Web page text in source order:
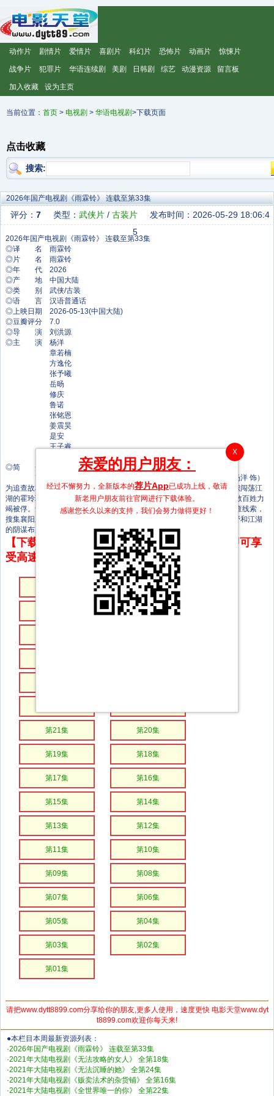
动作片 剧情片 爱情片 喜剧片 科幻片 恐怖片 动画片 惊悚片
战争片 犯罪片 华语连续剧 美剧 日韩剧 综艺 动漫资源 留言板
加入收藏 设为主页
当前位置： 首页 > 电视剧 > 华语电视剧>下载页面
点击收藏
搜索:
2026年国产电视剧《雨霖铃》 连载至第33集
评分： 7 类型： 武侠片 / 古装片
发布时间：2026-05-29 18:06:4
5
◎译 名 雨霖铃
◎片 名 雨霖铃
◎年 代 2026
◎产 地 中国大陆
◎类 别 武侠/古装
◎语 言 汉语普通话
◎上映日期 2026-05-13(中国大陆)
◎豆瓣评分 7.0
◎导 演 刘洪源
◎主 演 杨洋
章若楠
方逸伦
张予曦
岳旸
修庆
鲁诺
张铭恩
姜震昊
是安
王子睿
◎简 介
改编自minifish的展昭同人小说《雨霖铃》 。 南侠展昭（杨洋 饰）
为追查故友遗留的襄阳王谋反线索，孤身南下，途中屡遭追杀，意外结识闯荡江
湖的霍玲珑（章若楠 饰）。为护证据周全，展昭以身为饵牵制敌人，为救百姓力
竭被俘。危急时刻，锦毛鼠白玉堂（方逸伦 饰）出手相救。三人联手追查线索，
搜集襄阳王勾结黑白两道、鱼肉百姓、里通外敌的罪证，最终挫败其朝野和江湖
的阴谋布局，还江湖正气与百姓安宁。
【下载地址】本站专属下载器：点击下方链接 即可享
受高速下载和在线播放 专治迅雷无法下载
第32集
第30集
第21集 第20集
第19集 第18集
第17集 第16集
第15集 第14集
第13集 第12集
第11集 第10集
第09集 第08集
第07集 第06集
第05集 第04集
第03集 第02集
第01集
请把www.dytt8899.com分享给你的朋友,更多人使用，速度更快 电影天堂www.dyt
t8899.com欢迎你每天来!
●本栏目本周最新资源列表：
·2026年国产电视剧《雨霖铃》 连载至第33集
·2021年大陆电视剧《无法攻略的女人》 全第18集
·2021年大陆电视剧《无法沉睡的她》 全第24集
·2021年大陆电视剧《贩卖法术的杂货铺》 全第16集
·2021年大陆电视剧《全世界唯一的你》 全第22集
X
亲爱的用户朋友：
经过不懈努力，全新版本的荐片App已成功上线，敬请
新老用户朋友前往官网进行下载体验。
感谢您长久以来的支持，我们会努力做得更好！